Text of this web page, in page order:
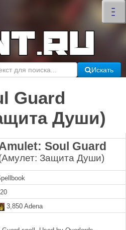
–
–
–
×
Искать
Guard
Души)
Soul Guard
Защита Души)
3,850 Adena